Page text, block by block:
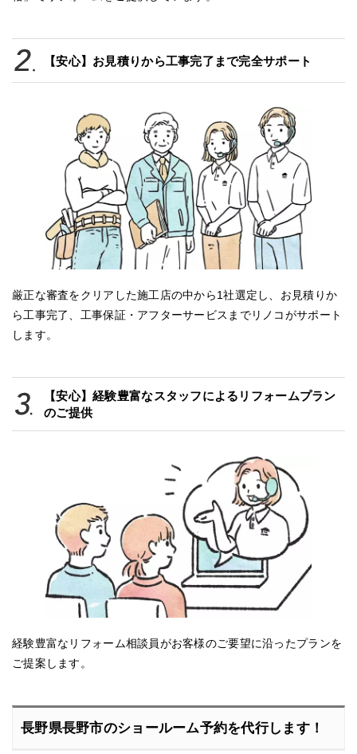
【安心】お見積りから工事完了まで完全サポート
厳正な審査をクリアした施工店の中から1社選定し、お見積りか
ら工事完了、工事保証・アフターサービスまでリノコがサポート
します。
【安心】経験豊富なスタッフによるリフォームプラン
のご提供
経験豊富なリフォーム相談員がお客様のご要望に沿ったプランを
ご提案します。
長野県長野市のショールーム予約を代行します！